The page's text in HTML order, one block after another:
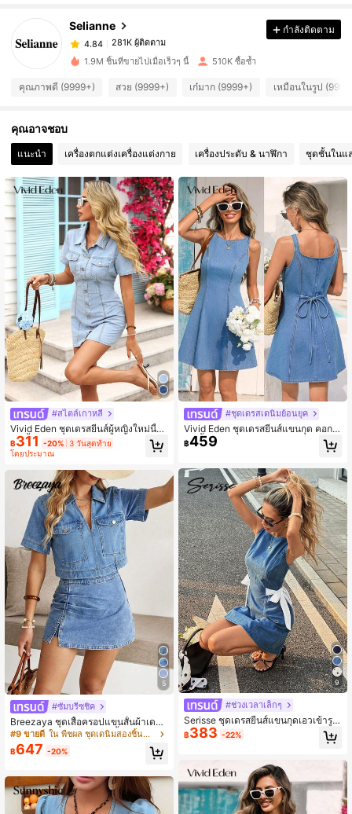
Selianne
4.84
281K ผู้ติดตาม
5***6
ตาม1 ชั่วโมงที่ผ่านมา
4.84 281K ผู้ติดตาม
4.84 281K ผู้ติดตาม
4.84 281K ผู้ติดตาม
4.84 281K ผู้ติดตาม
4.84 281K ผู้ติดตาม
กำลังติดตาม
1.9M ชิ้นที่ขายไปเมื่อเร็วๆ นี้ 510K ซื้อซ้ำ
คุณภาพดี (9999+) สวย (9999+) เก๋มาก (9999+) เหมือนในรูป
คุณอาจชอบ
แนะนำ เครื่องตกแต่งเครื่องแต่งกาย เครื่องประดับ & นาฬิกา ชุดชั้นในแ
#สไตล์เกาหลี
Vivid Eden ชุดเดรสยีนส์ผู้หญิงใหม่นี้มี
ปกเสื้ออเนกประสงค์แบบลำลอง, ดีไซน์
กระดุมแถวเดียว. สีน้ำเงินเหมาะสำหรับ
ยวในชีวิตประจำวัน. ชุดฤดูร้อนสำหรับ
ผู้หญิง ชุดเทศกาลสำหรับผู้หญิง ชุดเดร
สปาร์ตี้หรูหรา ชุดเดรสลำลอง ชุดเดรส
สำหรับวันหยุด ชุดทำงานสำหรับผู้หญิง,
ชุดคันทรี่สำหรับผู้หญิง ชุดเดรสยีนส์สำ
หรับผู้หญิง ชุดฤดูใบไม้ผลิสำหรับผู้หญิง
ชุดเดรสผู้หญิง ชุดเซ็ตชุดวันหยุดสำหรั
บผู้หญิง ชุดเดรสลำลองสำหรับผู้หญิง ชุ
ดเดรสฤดูร้อนสำหรับผู้หญิง ชุดฤดูร้อน
สำหรับผู้หญิง ชุดฤดูใบไม้ผลิสำหรับผู้ห
ญิง
฿311 -20% 3 วันสุดท้าย
โดยประมาณ
5
#ซัมบรีซชิค
Breezaya ชุดเสื้อครอปแขนสั้นผ้าเดนิ
มลำลองมีปกและกระโปรงสั้นผ้าเดนิม
สำหรับผู้หญิง, ฤดูร้อน
#9 ขายดี ใน พืชผล ชุดเดนิมสองชิ้นสำหรับผู้หญิง
฿647 -20%
#ชุดเดรสเดนิมย้อนยุค
Vivid Eden ชุดเดรสยีนส์แขนกุด คอกล
ม สีพื้น สำหรับผู้หญิง
฿459
9
#ช่วงเวลาเล็กๆ
Serisse ชุดเดรสยีนส์แขนกุดเอวเข้ารูป
สำหรับผู้หญิง สไตล์ลำลอง ฤดูใบไม้ผลิถึ
งฤดูร้อน วันวาเลนไทน์ คาร์นิวัล ชุดคอ
ชิค Y2k น่ารัก สตรีทแวร์ โคเคต ปาร์ตี้
งานแต่งงาน หรูหรา ธุรกิจลำลอง ชุดเด
รสยีนส์มินิแขนกุดทรงเอ พร้อมรายละเอี
ยดผูกข้างชิค เหมาะสำหรับใส่ลำลองใน
ฤดูร้อน
฿383 -22%